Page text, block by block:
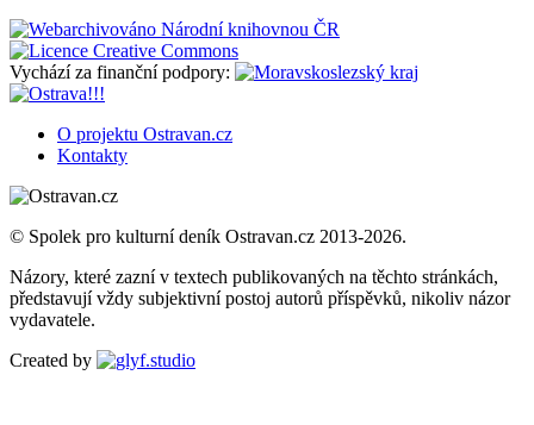
Vychází za finanční podpory:
O projektu Ostravan.cz
Kontakty
© Spolek pro kulturní deník Ostravan.cz 2013-2026.
Názory, které zazní v textech publikovaných na těchto stránkách,
představují vždy subjektivní postoj autorů příspěvků, nikoliv názor
vydavatele.
Created by